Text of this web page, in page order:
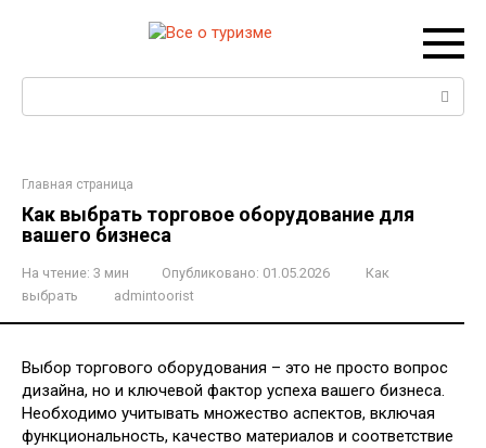
Главная страница
Как выбрать торговое оборудование для
вашего бизнеса
На чтение: 3 мин Опубликовано: 01.05.2026
Как
выбрать
admintoorist
Выбор торгового оборудования – это не просто вопрос
дизайна, но и ключевой фактор успеха вашего бизнеса.
Необходимо учитывать множество аспектов, включая
функциональность, качество материалов и соответствие